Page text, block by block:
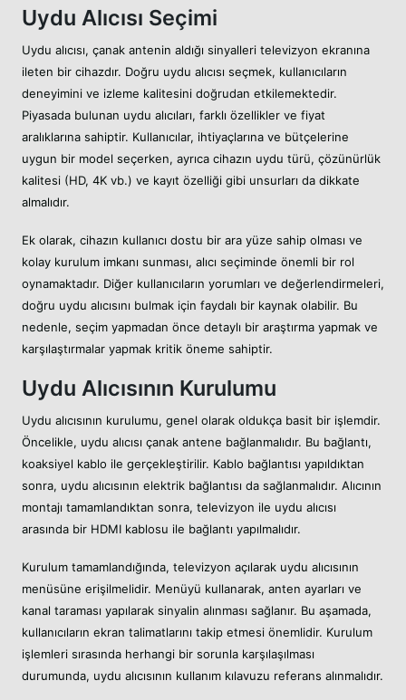
Uydu Alıcısı Seçimi
Uydu alıcısı, çanak antenin aldığı sinyalleri televizyon ekranına
ileten bir cihazdır. Doğru uydu alıcısı seçmek, kullanıcıların
deneyimini ve izleme kalitesini doğrudan etkilemektedir.
Piyasada bulunan uydu alıcıları, farklı özellikler ve fiyat
aralıklarına sahiptir. Kullanıcılar, ihtiyaçlarına ve bütçelerine
uygun bir model seçerken, ayrıca cihazın uydu türü, çözünürlük
kalitesi (HD, 4K vb.) ve kayıt özelliği gibi unsurları da dikkate
almalıdır.
Ek olarak, cihazın kullanıcı dostu bir ara yüze sahip olması ve
kolay kurulum imkanı sunması, alıcı seçiminde önemli bir rol
oynamaktadır. Diğer kullanıcıların yorumları ve değerlendirmeleri,
doğru uydu alıcısını bulmak için faydalı bir kaynak olabilir. Bu
nedenle, seçim yapmadan önce detaylı bir araştırma yapmak ve
karşılaştırmalar yapmak kritik öneme sahiptir.
Uydu Alıcısının Kurulumu
Uydu alıcısının kurulumu, genel olarak oldukça basit bir işlemdir.
Öncelikle, uydu alıcısı çanak antene bağlanmalıdır. Bu bağlantı,
koaksiyel kablo ile gerçekleştirilir. Kablo bağlantısı yapıldıktan
sonra, uydu alıcısının elektrik bağlantısı da sağlanmalıdır. Alıcının
montajı tamamlandıktan sonra, televizyon ile uydu alıcısı
arasında bir HDMI kablosu ile bağlantı yapılmalıdır.
Kurulum tamamlandığında, televizyon açılarak uydu alıcısının
menüsüne erişilmelidir. Menüyü kullanarak, anten ayarları ve
kanal taraması yapılarak sinyalin alınması sağlanır. Bu aşamada,
kullanıcıların ekran talimatlarını takip etmesi önemlidir. Kurulum
işlemleri sırasında herhangi bir sorunla karşılaşılması
durumunda, uydu alıcısının kullanım kılavuzu referans alınmalıdır.